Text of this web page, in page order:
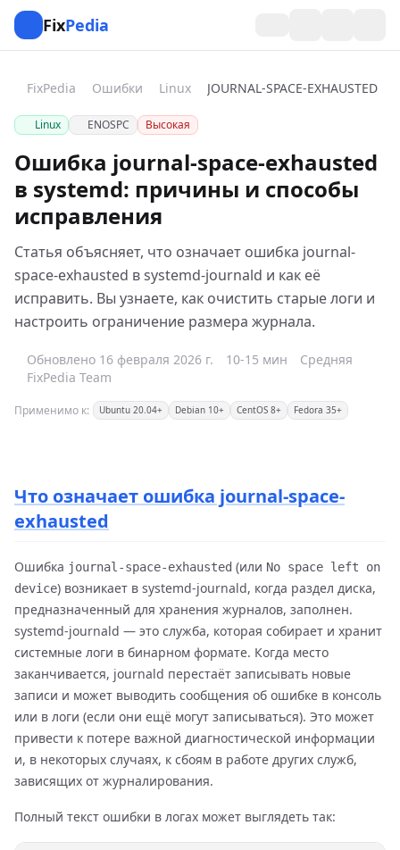
FixPedia
FixPedia Ошибки Linux JOURNAL-SPACE-EXHAUSTED
Linux ENOSPC Высокая
Ошибка journal-space-exhausted
в systemd: причины и способы
исправления
Статья объясняет, что означает ошибка journal-
space-exhausted в systemd-journald и как её
исправить. Вы узнаете, как очистить старые логи и
настроить ограничение размера журнала.
Обновлено 16 февраля 2026 г. 10-15 мин
Средняя
FixPedia Team
Применимо к: Ubuntu 20.04+ Debian 10+ CentOS 8+ Fedora 35+
Что означает ошибка journal-space-
exhausted
Ошибка journal-space-exhausted (или No space left on
device) возникает в systemd-journald, когда раздел диска,
предназначенный для хранения журналов, заполнен.
systemd-journald — это служба, которая собирает и хранит
системные логи в бинарном формате. Когда место
заканчивается, journald перестаёт записывать новые
записи и может выводить сообщения об ошибке в консоль
или в логи (если они ещё могут записываться). Это может
привести к потере важной диагностической информации
и, в некоторых случаях, к сбоям в работе других служб,
зависящих от журналирования.
Полный текст ошибки в логах может выглядеть так: